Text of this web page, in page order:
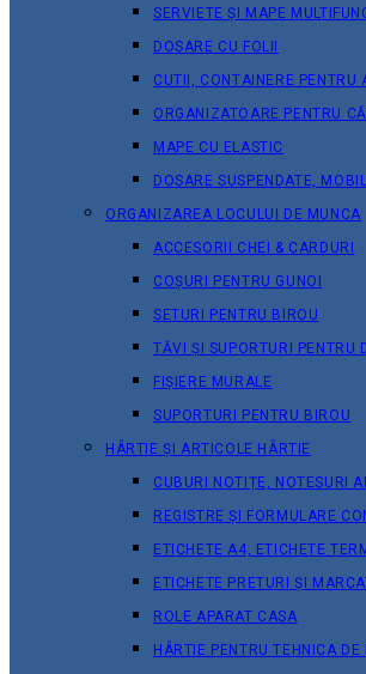
SERVIETE ȘI MAPE
DOSARE CU FOLII
CUTII, CONTAINERE PENTRU
ORGANIZATOARE PENTRU
MAPE CU ELASTIC
DOSARE SUSPENDATE,
ORGANIZAREA LOCULUI DE MUNCA
ACCESORII CHEI & СARDURI
COȘURI PENTRU GUNOI
SETURI PENTRU BIROU
TĂVI ȘI SUPORTURI PENTRU
FIȘIERE MURALE
SUPORTURI PENTRU BIROU
HÂRTIE ȘI ARTICOLE HÂRTIE
CUBURI NOTIȚE, NOTESURI
REGISTRE ȘI FORMULARE
ETICHETE A4, ETICHETE
ETICHETE PRETURI ȘI
ROLE APARAT CASA
HÂRTIE PENTRU TEHNICA